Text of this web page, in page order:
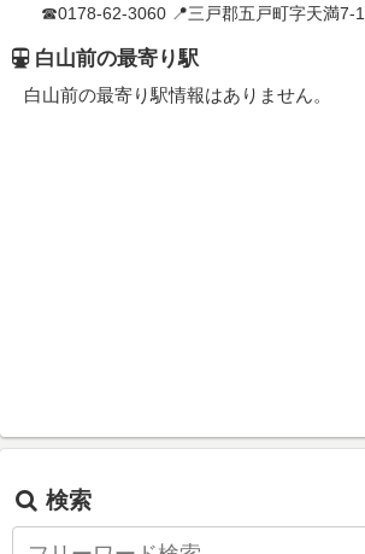
☎0178-62-3060 📍三戸郡五戸町字天満7-1
白山前の最寄り駅
白山前の最寄り駅情報はありません。
検索